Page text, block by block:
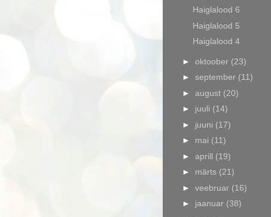
Haiglalood 6
Haiglalood 5
Haiglalood 4
► oktoober (23)
► september (11)
► august (20)
► juuli (14)
► juuni (17)
► mai (11)
► aprill (19)
► märts (21)
► veebruar (16)
► jaanuar (38)